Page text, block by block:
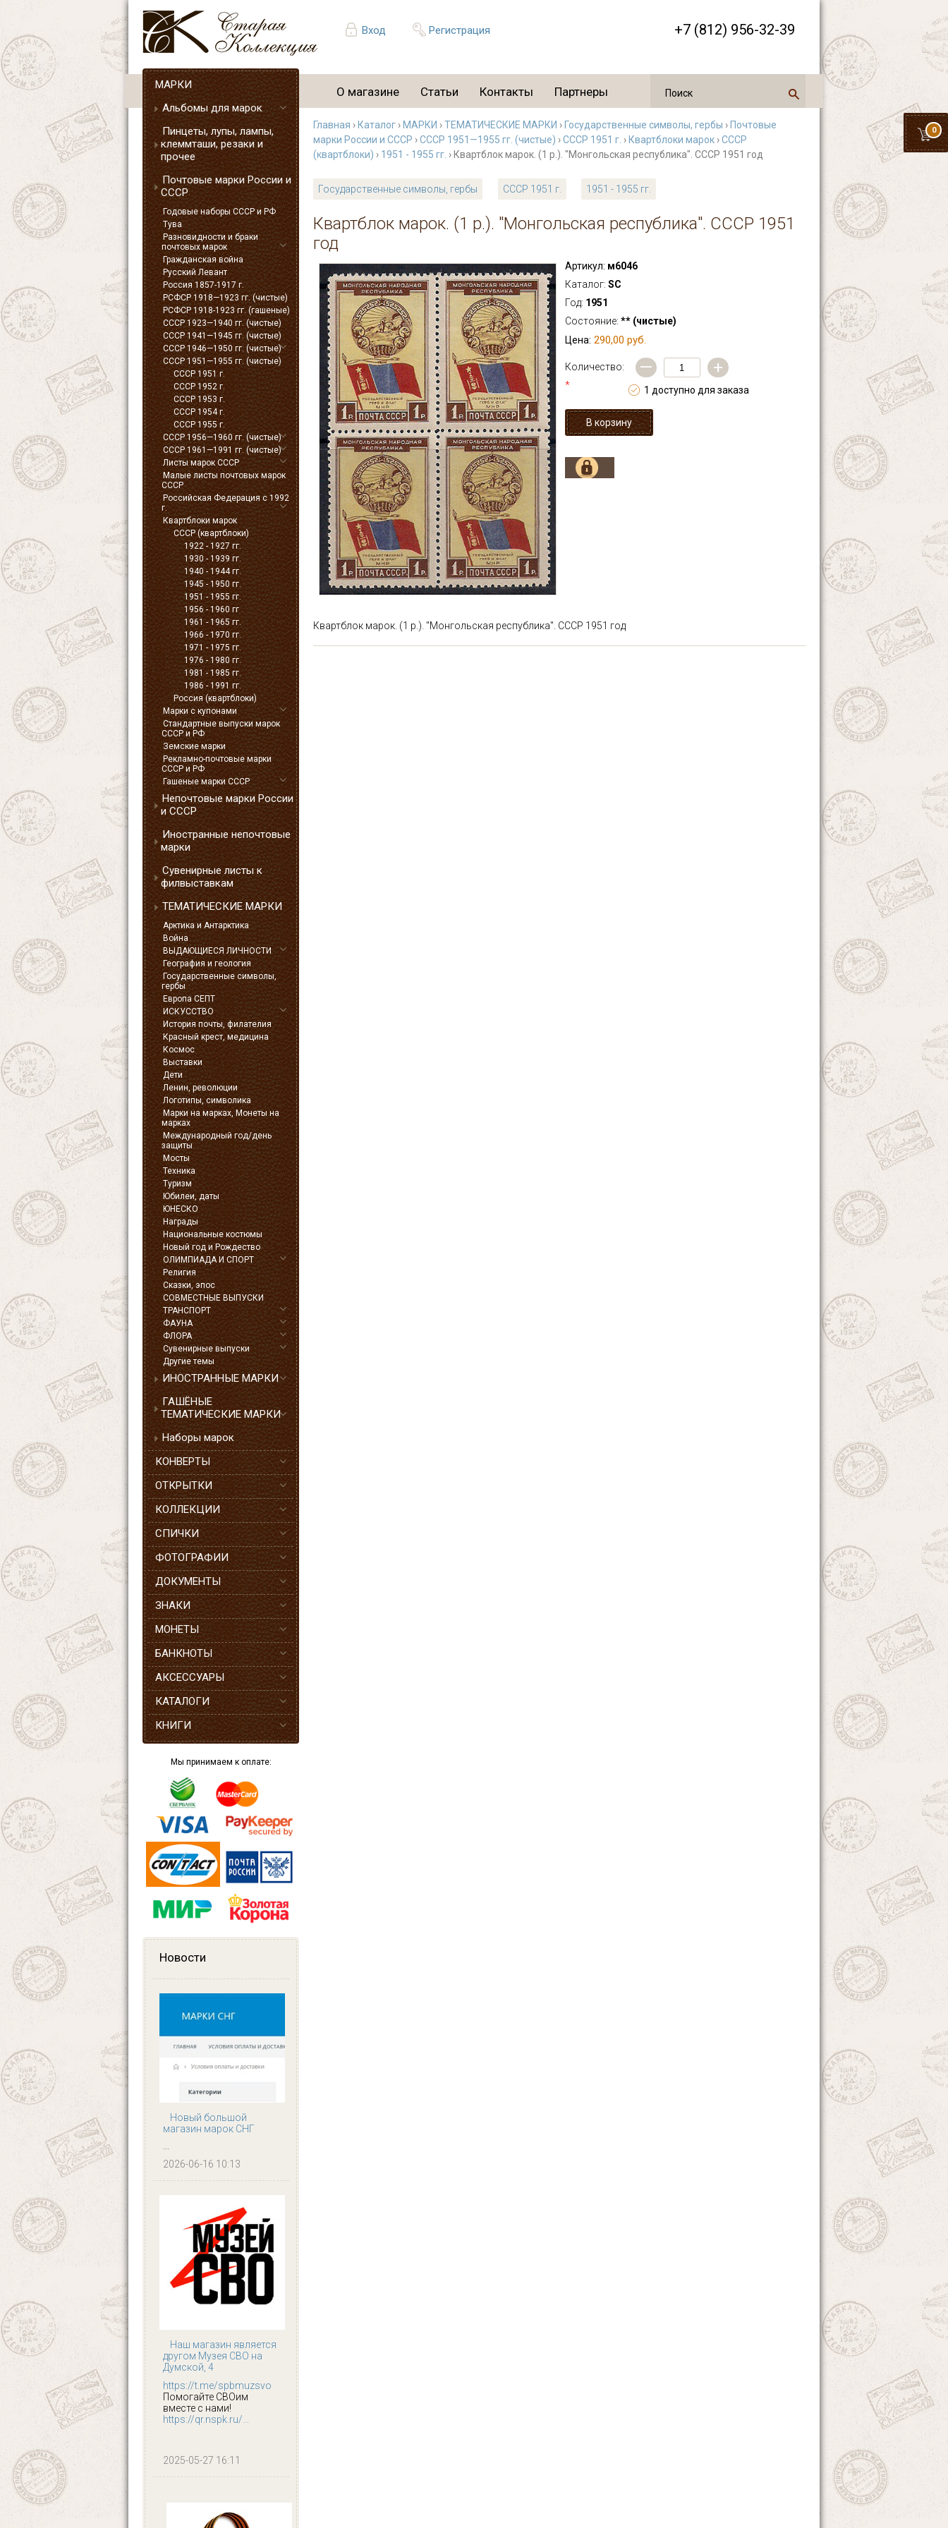
Вход Регистрация +7 (812) 956-32-39
0
О магазине Статьи Контакты Партнеры
МАРКИ
Альбомы для марок
Пинцеты, лупы, лампы,
клеммташи, резаки и
прочее
Почтовые марки России и
СССР
Годовые наборы СССР и РФ
Тува
Разновидности и браки
почтовых марок
Гражданская война
Русский Левант
Россия 1857-1917 г.
РСФСР 1918—1923 гг. (чистые)
РСФСР 1918-1923 гг. (гашеные)
СССР 1923—1940 гг. (чистые)
СССР 1941—1945 гг. (чистые)
СССР 1946—1950 гг. (чистые)
СССР 1951—1955 гг. (чистые)
СССР 1951 г.
СССР 1952 г.
СССР 1953 г.
СССР 1954 г.
СССР 1955 г.
СССР 1956—1960 гг. (чистые)
СССР 1961—1991 гг. (чистые)
Листы марок СССР
Малые листы почтовых марок
СССР
Российская Федерация с 1992
г.
Квартблоки марок
СССР (квартблоки)
1922 - 1927 гг.
1930 - 1939 гг.
1940 - 1944 гг.
1945 - 1950 гг.
1951 - 1955 гг.
1956 - 1960 гг
1961 - 1965 гг.
1966 - 1970 гг.
1971 - 1975 гг.
1976 - 1980 гг.
1981 - 1985 гг.
1986 - 1991 гг.
Россия (квартблоки)
Марки с купонами
Стандартные выпуски марок
СССР и РФ
Земские марки
Рекламно-почтовые марки
СССР и РФ
Гашеные марки СССР
Непочтовые марки России
и СССР
Иностранные непочтовые
марки
Сувенирные листы к
филвыставкам
ТЕМАТИЧЕСКИЕ МАРКИ
Арктика и Антарктика
Война
ВЫДАЮЩИЕСЯ ЛИЧНОСТИ
География и геология
Государственные символы,
гербы
Европа СЕПТ
ИСКУССТВО
История почты, филателия
Красный крест, медицина
Космос
Выставки
Дети
Ленин, революции
Логотипы, символика
Марки на марках, Монеты на
марках
Международный год/день
защиты
Мосты
Техника
Туризм
Юбилеи, даты
ЮНЕСКО
Награды
Национальные костюмы
Новый год и Рождество
ОЛИМПИАДА И СПОРТ
Религия
Сказки, эпос
СОВМЕСТНЫЕ ВЫПУСКИ
ТРАНСПОРТ
ФАУНА
ФЛОРА
Сувенирные выпуски
Другие темы
ИНОСТРАННЫЕ МАРКИ
ГАШЁНЫЕ
ТЕМАТИЧЕСКИЕ МАРКИ
Наборы марок
КОНВЕРТЫ
ОТКРЫТКИ
КОЛЛЕКЦИИ
СПИЧКИ
ФОТОГРАФИИ
ДОКУМЕНТЫ
ЗНАКИ
МОНЕТЫ
БАНКНОТЫ
АКСЕССУАРЫ
КАТАЛОГИ
КНИГИ
Мы принимаем к оплате:
Новости
Новый большой
магазин марок СНГ
...
2026-06-16 10:13
Наш магазин является
другом Музея СВО на
Думской, 4
https://t.me/spbmuzsvo
Помогайте СВОим
вместе с нами!
https://qr.nspk.ru/...
2025-05-27 16:11
Главная › Каталог › МАРКИ ›ТЕМАТИЧЕСКИЕ МАРКИ › Государственные символы, гербы › Почтовые
марки России и СССР ›СССР 1951—1955 гг. (чистые) ›СССР 1951 г. › Квартблоки марок ›СССР
(квартблоки) › 1951 - 1955 гг. › Квартблок марок. (1 р.). "Монгольская республика". СССР 1951 год
Государственные символы, гербы СССР 1951 г. 1951 - 1955 гг.
Квартблок марок. (1 р.). "Монгольская республика". СССР 1951
год
Артикул: м6046
Каталог: SC
Год: 1951
Состояние: ** (чистые)
Цена: 290,00 руб.
Количество:
*
— +
1 доступно для заказа
Квартблок марок. (1 р.). "Монгольская республика". СССР 1951 год